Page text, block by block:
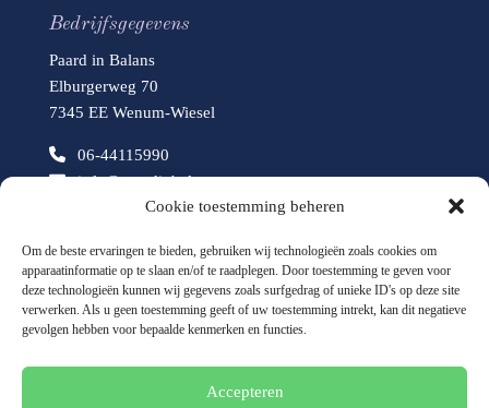
Cookie toestemming beheren
Om de beste ervaringen te bieden, gebruiken wij technologieën zoals cookies om
apparaatinformatie op te slaan en/of te raadplegen. Door toestemming te geven voor
deze technologieën kunnen wij gegevens zoals surfgedrag of unieke ID's op deze site
verwerken. Als u geen toestemming geeft of uw toestemming intrekt, kan dit negatieve
gevolgen hebben voor bepaalde kenmerken en functies.
Accepteren
Bedrijfsgegevens
Paard in Balans
Elburgerweg 70
7345 EE Wenum-Wiesel
06-44115990
info@paardinbalans.com
Privacybeleid